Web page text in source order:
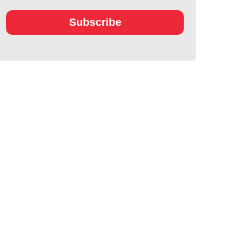
Subscribe